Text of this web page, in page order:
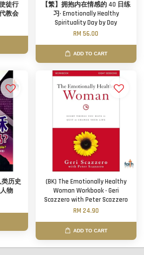
徒行
教会
【繁】拥抱内在情感的 40 日练
习· Emotionally Healthy
Spirituality Day by Day
RM 56.00
ADD TO CART
类历史
物
(BK) The Emotionally Healthy
Woman Workbook · Geri
Scazzero with Peter Scazzero
RM 24.90
ADD TO CART